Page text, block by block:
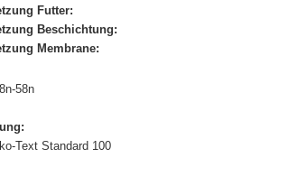
Futter:
Beschichtung:
Membrane:
58n
Text Standard 100